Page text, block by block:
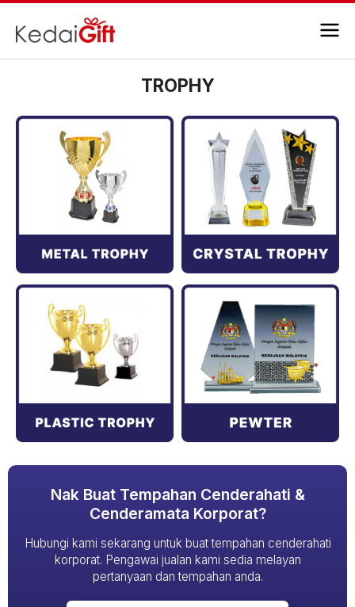
TROPHY
Nak Buat Tempahan Cenderahati &
Cenderamata Korporat?
Hubungi kami sekarang untuk buat tempahan cenderahati
korporat. Pengawai jualan kami sedia melayan
pertanyaan dan tempahan anda.